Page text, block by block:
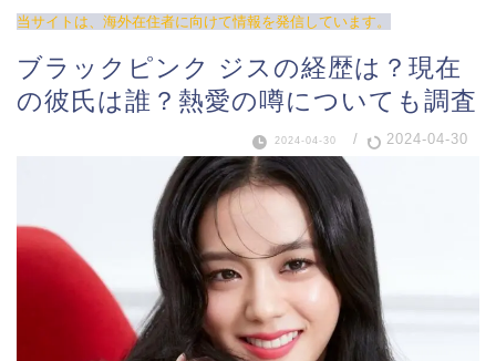
当サイトは、海外在住者に向けて情報を発信しています。
ブラックピンク ジスの経歴は？現在
の彼氏は誰？熱愛の噂についても調査
2024-04-30 / 2024-04-30